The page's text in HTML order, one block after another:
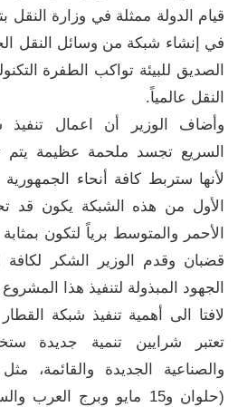
قيام الدولة ممثلة في وزارة النقل
في إنشاء شبكة من وسائل النقل
الصديق للبيئة تواكب الطفرة
النقل عالمياً.
وأضاف الوزير أن اعمال تنفيذ
السريع تجسد ملحمة عظيمة يتم
لأنها ستربط كافة أنحاء الجمهورية
الأول من هذه الشبكة يكون قد
الأحمر والمتوسط برياً لتكون
قضبان وقدم الوزير الشكر لكافة
الجهود المبذولة لتنفيذ هذا المشروع
لافتا الى أهمية تنفيذ شبكة القطار
تعتبر شرايين تنمية جديدة
والصناعية الجديدة والقائمة،
(حلوان و15 مايو وبرج العرب